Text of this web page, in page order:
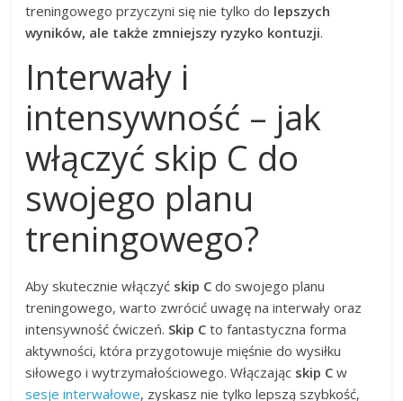
treningowego przyczyni się nie tylko do lepszych
wyników, ale także zmniejszy ryzyko kontuzji.
Interwały i
intensywność – jak
włączyć skip C do
swojego planu
treningowego?
Aby skutecznie włączyć skip C do swojego planu
treningowego, warto zwrócić uwagę na interwały oraz
intensywność ćwiczeń. Skip C to fantastyczna forma
aktywności, która przygotowuje mięśnie do wysiłku
siłowego i wytrzymałościowego. Włączając skip C w
sesje interwałowe, zyskasz nie tylko lepszą szybkość,